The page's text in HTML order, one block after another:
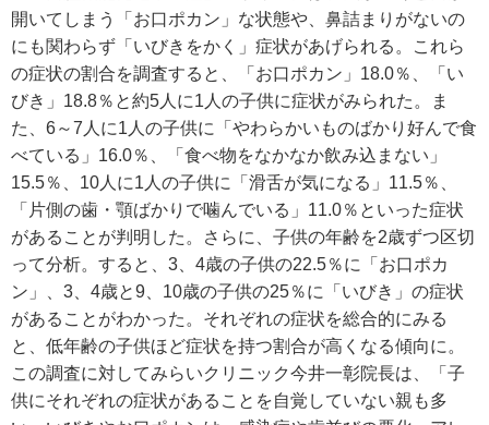
開いてしまう「お口ポカン」な状態や、鼻詰まりがないの
にも関わらず「いびきをかく」症状があげられる。これら
の症状の割合を調査すると、「お口ポカン」18.0％、「い
びき」18.8％と約5人に1人の子供に症状がみられた。ま
た、6～7人に1人の子供に「やわらかいものばかり好んで食
べている」16.0％、「食べ物をなかなか飲み込まない」
15.5％、10人に1人の子供に「滑舌が気になる」11.5％、
「片側の歯・顎ばかりで噛んでいる」11.0％といった症状
があることが判明した。さらに、子供の年齢を2歳ずつ区切
って分析。すると、3、4歳の子供の22.5％に「お口ポカ
ン」、3、4歳と9、10歳の子供の25％に「いびき」の症状
があることがわかった。それぞれの症状を総合的にみる
と、低年齢の子供ほど症状を持つ割合が高くなる傾向に。
この調査に対してみらいクリニック今井一彰院長は、「子
供にそれぞれの症状があることを自覚していない親も多